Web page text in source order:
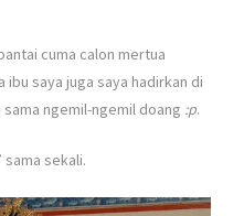
cuma calon mertua
ibu saya juga saya hadirkan di
sama ngemil-ngemil doang :p.
sama sekali.